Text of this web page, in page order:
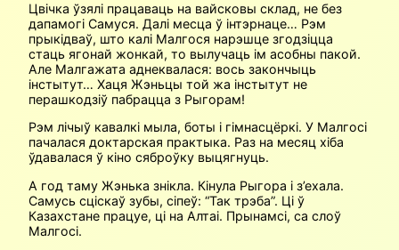
Цвічка ўзялі працаваць на вайсковы склад, не без
дапамогі Самуся. Далі месца ў інтэрнаце… Рэм
прыкідваў, што калі Малгося нарэшце згодзіцца
стаць ягонай жонкай, то вылучаць ім асобны пакой.
Але Малгажата аднеквалася: вось закончыць
інстытут… Хаця Жэньцы той жа інстытут не
перашкодзіў пабрацца з Рыгорам!
Рэм лічыў кавалкі мыла, боты і гімнасцёркі. У Малгосі
пачалася доктарская практыка. Раз на месяц хіба
ўдавалася ў кіно сяброўку выцягнуць.
А год таму Жэнька знікла. Кінула Рыгора і з’ехала.
Самусь сціскаў зубы, сіпеў: “Так трэба”. Ці ў
Казахстане працуе, ці на Алтаі. Прынамсі, са слоў
Малгосі.